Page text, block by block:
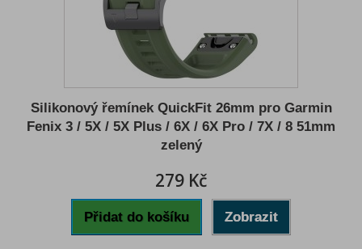
Silikonový řemínek QuickFit 26mm pro Garmin
Fenix 3 / 5X / 5X Plus / 6X / 6X Pro / 7X / 8 51mm
zelený
279 Kč
Přidat do košíku Zobrazit